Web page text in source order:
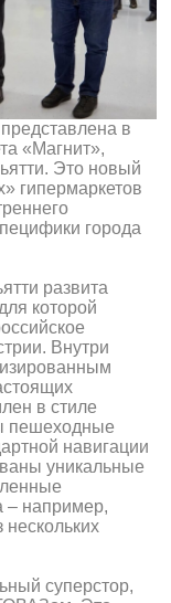
в
«Магнит»,
Это новый
гипермаркетов
города
развита
которой
Внутри
в стиле
пешеходные
навигации
уникальные
– например,
суперстор,